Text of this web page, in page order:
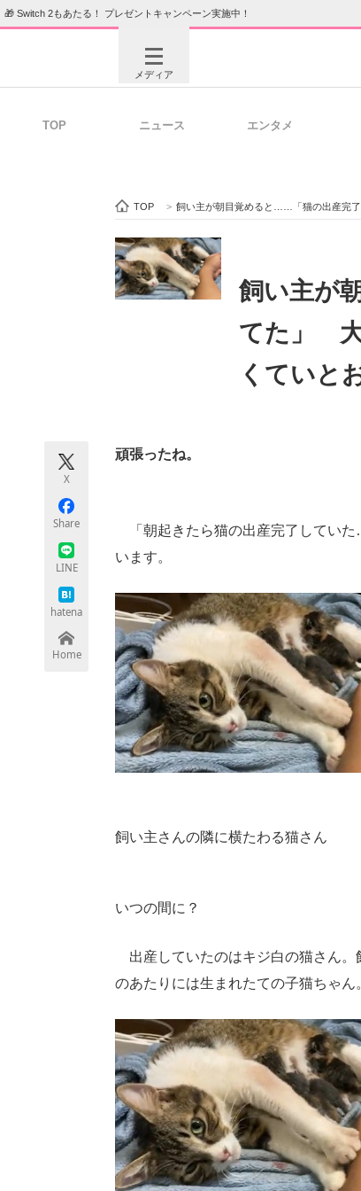
🎁 Switch 2もあたる！ プレゼントキャンペーン実施中！
メディア
ビジネスと働き方のヒント
ITエンジニア向け専門サイト 企
TOP ニュース エンタメ
TOP > 飼い主が朝目覚めると……「猫の出産完
飼い主が
てた」 大
くていと
X
Share
LINE
hatena
Home
頑張ったね。
「朝起きたら猫の出産完了してい
います。
飼い主さんの隣に横たわる猫さん
いつの間に？
出産していたのはキジ白の猫さん。
のあたりには生まれたての子猫ちゃん